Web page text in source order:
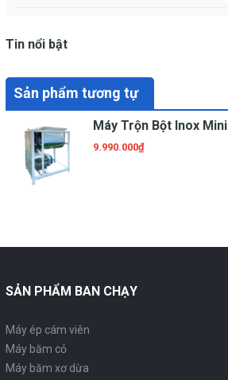
Tin nổi bật
Sản phẩm tương tự
Máy Trộn Bột Inox Mini
9.990.000₫
SẢN PHẨM BAN CHẠY
Máy ép cám viên
Máy băm cỏ
Máy băm xơ dừa